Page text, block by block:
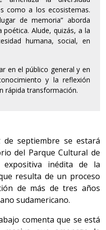
como a los ecosistemas.
de memoria” aborda
Alude, quizás, a la
humana, social, en
en el público general y en
y la reflexión
rápida transformación.
septiembre se estará
del Parque Cultural de
expositiva inédita de la
resulta de un proceso
de más de tres años
sudamericano.
comenta que se está